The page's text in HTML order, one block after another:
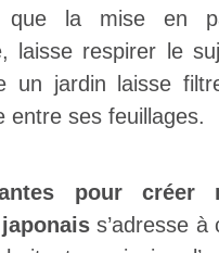
que la mise en
laisse respirer le
un jardin laisse
entre ses feuillages.
pour créer
s’adresse à